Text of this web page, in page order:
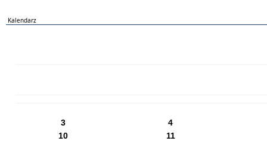
Kalendarz
3
4
10
11